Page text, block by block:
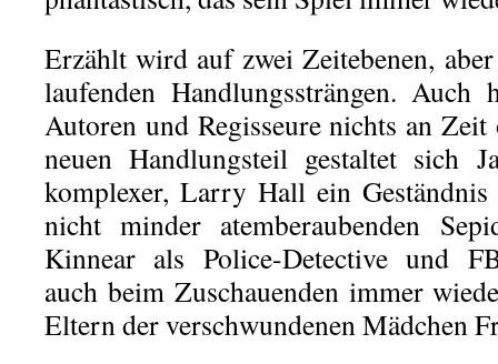
Erzählt wird auf zwei Zeitebenen,
laufenden Handlungssträngen. Auch
Autoren und Regisseure nichts an
neuen Handlungsteil gestaltet sich
komplexer, Larry Hall ein
nicht minder atemberaubenden
Kinnear als Police-Detective und
auch beim Zuschauenden immer
Eltern der verschwundenen Mädchen